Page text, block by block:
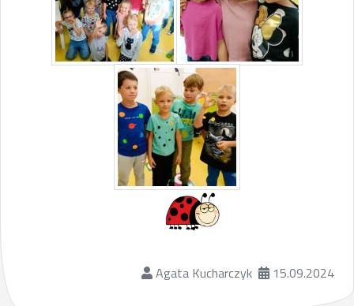
Agata Kucharczyk 15.09.2024